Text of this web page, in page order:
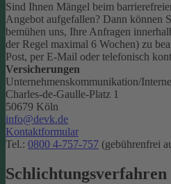
Sind Ihnen Mängel beim
Angebot aufgefallen? Dann können
bemühen uns, Ihre Anfragen
der Regel maximal 6 Wochen) zu
Post, per E-Mail oder telefonisch
Versicherungen
Unternehmenskommunikation/
Charles-de-Gaulle-Platz 1
50679 Köln
info@devk.de
Kontaktformular
Tel.: 0800 4-757-757 (gebührenfrei
Schlichtungsverfahren